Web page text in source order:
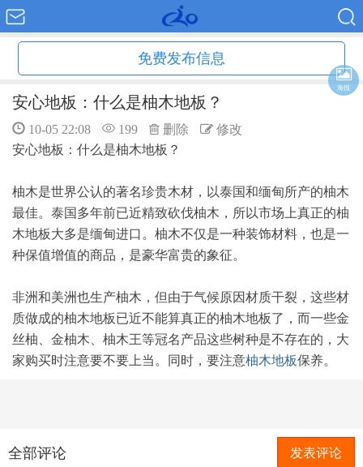
免费发布信息
安心地板：什么是柚木地板？
10-05 22:08 199 删除
修改
安心地板：什么是柚木地板？
柚木是世界公认的著名珍贵木材，以泰国和缅甸所产的柚木
最佳。泰国多年前已近精致砍伐柚木，所以市场上真正的柚
木地板大多是缅甸进口。柚木不仅是一种装饰材料，也是一
种保值增值的商品，是豪华富贵的象征。
非洲和美洲也生产柚木，但由于气候原因材质干裂，这些材
质做成的柚木地板已近不能算真正的柚木地板了，而一些金
丝柚、金柚木、柚木王等冠名产品这些树种是不存在的，大
家购买时注意要不要上当。同时，要注意柚木地板保养。
全部评论 发表评论
海报